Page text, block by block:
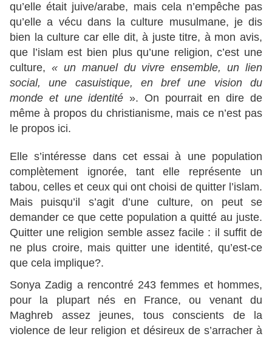
qu’elle était juive/arabe, mais cela n’empêche pas
qu’elle a vécu dans la culture musulmane, je dis
bien la culture car elle dit, à juste titre, à mon avis,
que l’islam est bien plus qu’une religion, c’est une
culture, « un manuel du vivre ensemble, un lien
social, une casuistique, en bref une vision du
monde et une identité ». On pourrait en dire de
même à propos du christianisme, mais ce n’est pas
le propos ici.
Elle s’intéresse dans cet essai à une population
complètement ignorée, tant elle représente un
tabou, celles et ceux qui ont choisi de quitter l’islam.
Mais puisqu’il s’agit d’une culture, on peut se
demander ce que cette population a quitté au juste.
Quitter une religion semble assez facile : il suffit de
ne plus croire, mais quitter une identité, qu’est-ce
que cela implique?.
Sonya Zadig a rencontré 243 femmes et hommes,
pour la plupart nés en France, ou venant du
Maghreb assez jeunes, tous conscients de la
violence de leur religion et désireux de s’arracher à